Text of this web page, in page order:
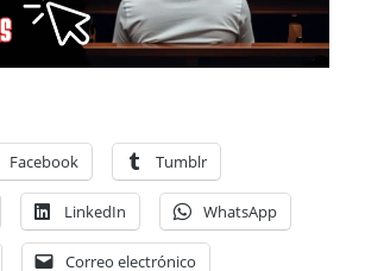
Facebook Tumblr
LinkedIn WhatsApp
Correo electrónico